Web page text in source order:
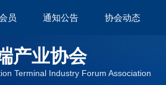
员 通知公告 协会动态
产业协会
Terminal Industry Forum Association